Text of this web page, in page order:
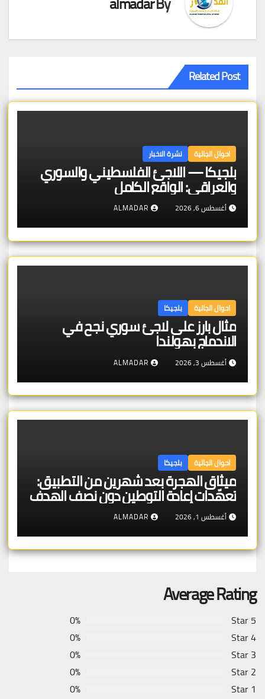
Related Post
احوال الجالية نشرة الاخبار
بلجيكا — اللاجئ الفلسطيني والسوري
والعراقي: الواقع الكامل
أغسطس 6, 2026 ALMADAR
احوال الجالية بلجيكا
مثال بارز على لاجئ سوري نجح في
الاندماج بهولندا
أغسطس 3, 2026 ALMADAR
احوال الجالية بلجيكا
ميثاق الهجرة بعد شهرين من التطبيق:
تعهّدات إعادة التوطين دون نصف الهدف
والإعادة القسرية تتصدّر
أغسطس 1, 2026 ALMADAR
Average Rating
5 Star
0%
4 Star
0%
3 Star
0%
2 Star
0%
1 Star
0%